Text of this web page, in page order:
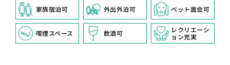
家族宿泊可 外出外泊可 ペット面会可
喫煙スペース 飲酒可
レクリエーシ
ョン充実